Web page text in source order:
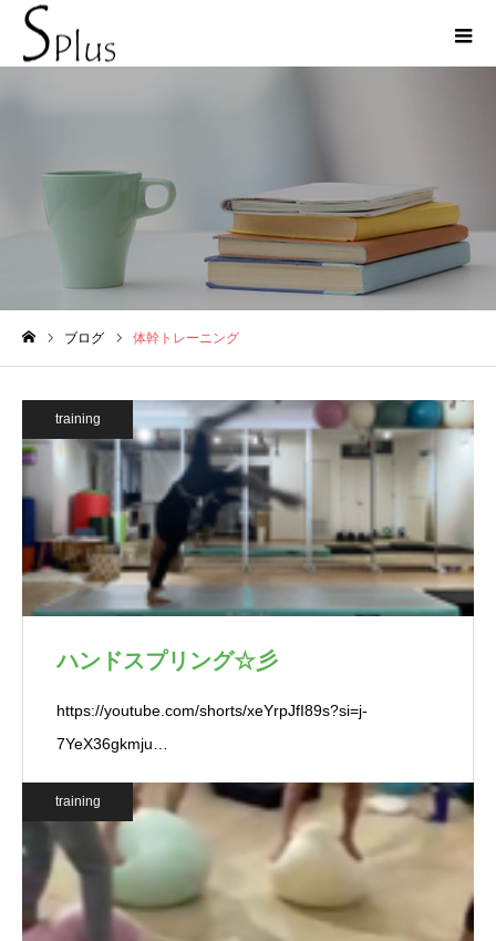
体幹トレーニング
ブログ 体幹トレーニング
training
ハンドスプリング☆彡
https://youtube.com/shorts/xeYrpJfI89s?si=j-
7YeX36gkmju…
training